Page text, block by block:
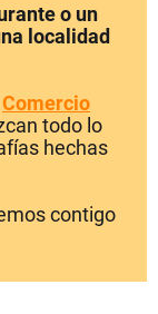
o un
localidad
Comercio
todo lo
hechas
contigo